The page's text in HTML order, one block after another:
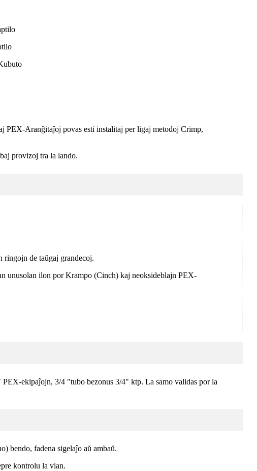
PEX-Aranĝitaĵoj povas esti instalitaj per ligaj metodoj Crimp,
provizoj tra la lando.
ringojn de taŭgaj grandecoj.
unusolan ilon por Krampo (Cinch) kaj neoksideblajn PEX-
ekipaĵojn, 3/4 "tubo bezonus 3/4" ktp. La samo validas por la
bendo, fadena sigelaĵo aŭ ambaŭ.
kontrolu la vian.